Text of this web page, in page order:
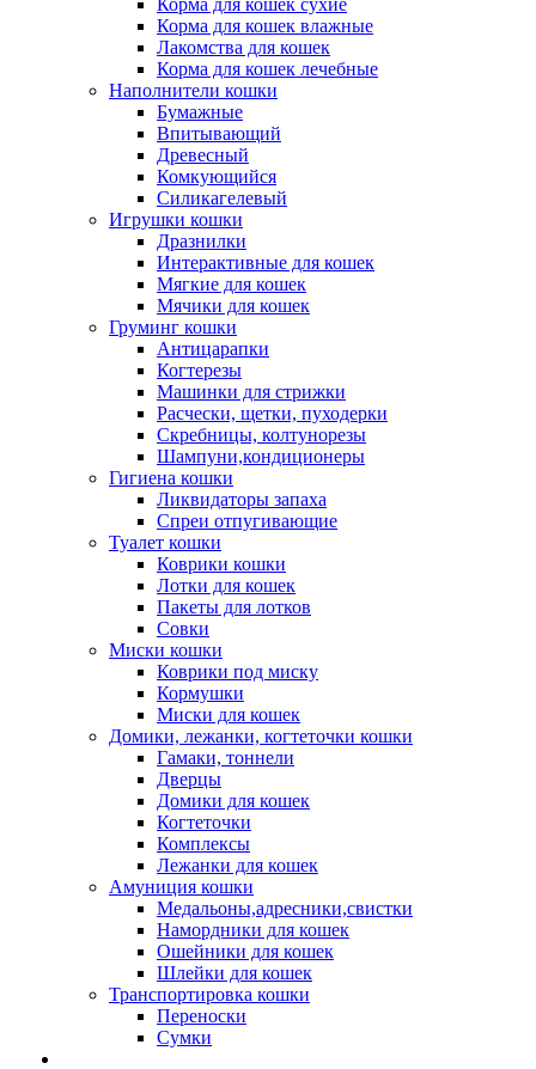
Корма для кошек сухие
Корма для кошек влажные
Лакомства для кошек
Корма для кошек лечебные
Наполнители кошки
Бумажные
Впитывающий
Древесный
Комкующийся
Силикагелевый
Игрушки кошки
Дразнилки
Интерактивные для кошек
Мягкие для кошек
Мячики для кошек
Груминг кошки
Антицарапки
Когтерезы
Машинки для стрижки
Расчески, щетки, пуходерки
Скребницы, колтунорезы
Шампуни,кондиционеры
Гигиена кошки
Ликвидаторы запаха
Спреи отпугивающие
Туалет кошки
Коврики кошки
Лотки для кошек
Пакеты для лотков
Совки
Миски кошки
Коврики под миску
Кормушки
Миски для кошек
Домики, лежанки, когтеточки кошки
Гамаки, тоннели
Дверцы
Домики для кошек
Когтеточки
Комплексы
Лежанки для кошек
Амуниция кошки
Медальоны,адресники,свистки
Намордники для кошек
Ошейники для кошек
Шлейки для кошек
Транспортировка кошки
Переноски
Сумки